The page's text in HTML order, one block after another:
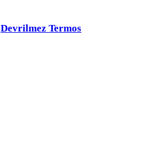
Devrilmez Termos